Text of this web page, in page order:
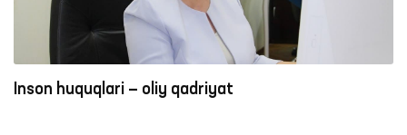
Inson huquqlari — oliy qadriyat